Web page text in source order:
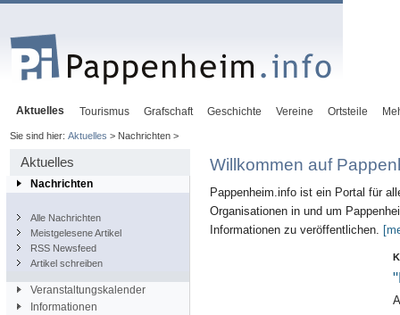
Aktuelles Tourismus Grafschaft Geschichte Vereine Ortsteile
Sie sind hier: Aktuelles > Nachrichten >
Aktuelles
Nachrichten
Alle Nachrichten
Meistgelesene Artikel
RSS Newsfeed
Artikel schreiben
Veranstaltungskalender
Informationen
Willkommen auf
Pappenheim.info ist ein Portal für
Organisationen in und um
Informationen zu veröffentlichen.